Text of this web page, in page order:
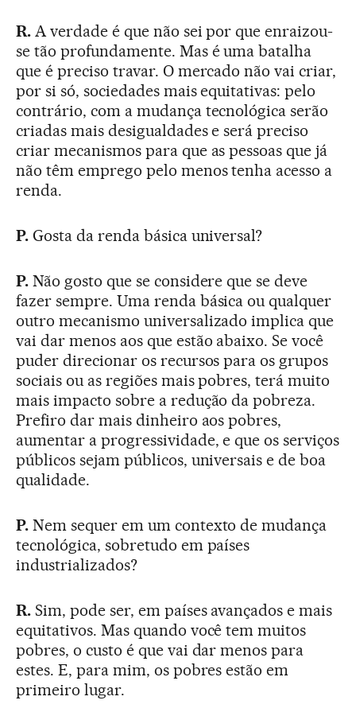
R.A verdade é que não sei por que enraizou-
se tão profundamente. Mas é uma batalha
que é preciso travar. O mercado não vai criar,
por si só, sociedades mais equitativas: pelo
contrário, com a mudança tecnológica serão
criadas mais desigualdades e será preciso
criar mecanismos para que as pessoas que já
não têm emprego pelo menos tenha acesso a
renda.
P.Gosta da renda básica universal?
P.Não gosto que se considere que se deve
fazer sempre. Uma renda básica ou qualquer
outro mecanismo universalizado implica que
vai dar menos aos que estão abaixo. Se você
puder direcionar os recursos para os grupos
sociais ou as regiões mais pobres, terá muito
mais impacto sobre a redução da pobreza.
Prefiro dar mais dinheiro aos pobres,
aumentar a progressividade, e que os serviços
públicos sejam públicos, universais e de boa
qualidade.
P.Nem sequer em um contexto de mudança
tecnológica, sobretudo em países
industrializados?
R.Sim, pode ser, em países avançados e mais
equitativos. Mas quando você tem muitos
pobres, o custo é que vai dar menos para
estes. E, para mim, os pobres estão em
primeiro lugar.